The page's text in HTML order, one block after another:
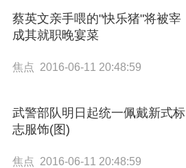
蔡英文亲手喂的"快乐猪"将被宰
成其就职晚宴菜
焦点 2016-06-11 20:48:59
武警部队明日起统一佩戴新式标
志服饰(图)
焦点 2016-06-11 20:48:59